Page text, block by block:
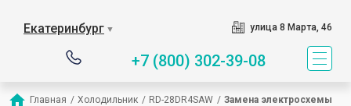
Екатеринбург ▼ улица 8 Марта, 46
+7 (800) 302-39-08
Главная / Холодильник / RD-28DR4SAW / Замена электросхемы